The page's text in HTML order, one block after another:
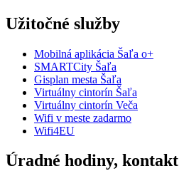
Užitočné služby
Mobilná aplikácia Šaľa o+
SMARTCity Šaľa
Gisplan mesta Šaľa
Virtuálny cintorín Šaľa
Virtuálny cintorín Veča
Wifi v meste zadarmo
Wifi4EU
Úradné hodiny, kontakt